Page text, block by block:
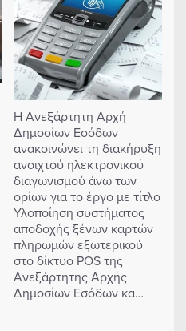
Η Ανεξάρτητη Αρχή
Δημοσίων Εσόδων
ανακοινώνει τη διακήρυξη
ανοιχτού ηλεκτρονικού
διαγωνισμού άνω των
ορίων για το έργο με τίτλο
Υλοποίηση συστήματος
αποδοχής ξένων καρτών
πληρωμών εξωτερικού
στο δίκτυο POS της
Ανεξάρτητης Αρχής
Δημοσίων Εσόδων κα…